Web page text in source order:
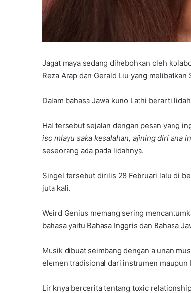
Jagat maya sedang dihebohkan oleh
Reza Arap dan Gerald Liu yang melibatkan
Dalam bahasa Jawa kuno Lathi berarti
Hal tersebut sejalan dengan pesan yang
iso mlayu saka kesalahan, ajining diri ana
seseorang ada pada lidahnya.
Singel tersebut dirilis 28 Februari lalu di
juta kali.
Weird Genius memang sering
bahasa yaitu Bahasa Inggris dan Bahasa
Musik dibuat seimbang dengan alunan
elemen tradisional dari instrumen maupun
Liriknya bercerita tentang toxic